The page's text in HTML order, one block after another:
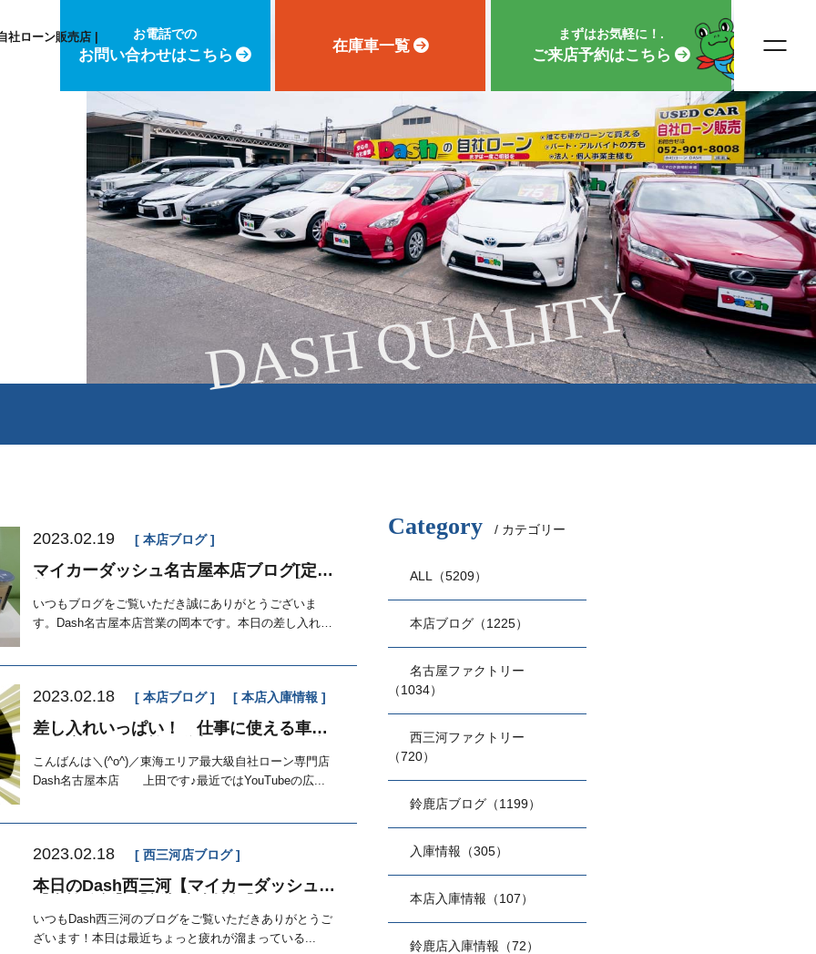
ローン販売店 | お電話での
お問い合わせはこちら
在庫車一覧
まずはお気軽に！.
ご来店予約はこちら
DASH QUALITY
2023.02.19 本店ブログ
マイカーダッシュ名古屋本店ブログ[定額
いつもブログをご覧いただき誠にありがとうございま
す。Dash名古屋本店営業の岡本です。本日の差し入れ
2023.02.18 本店ブログ 本店入庫情報
差し入れいっぱい！ 仕事に使える車両
社ローン 名古屋 一宮 ...
こんばんは＼(^o^)／東海エリア最大級自社ローン専門店
Dash名古屋本店 上田です♪最近ではYouTubeの広...
2023.02.18 西三河店ブログ
本日のDash西三河【マイカーダッシュ】
いつもDash西三河のブログをご覧いただきありがとうご
ざいます！本日は最近ちょっと疲れが溜まっている...
Category / カテゴリー
ALL（5209）
本店ブログ（1225）
名古屋ファクトリー
（1034）
西三河ファクトリー
（720）
鈴鹿店ブログ（1199）
入庫情報（305）
本店入庫情報（107）
鈴鹿店入庫情報（72）